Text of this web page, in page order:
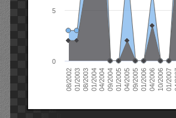
08/200201/200308/200301/200404/200409/200401/200504/200509/200501/200604/200610/200601/2007
0
5